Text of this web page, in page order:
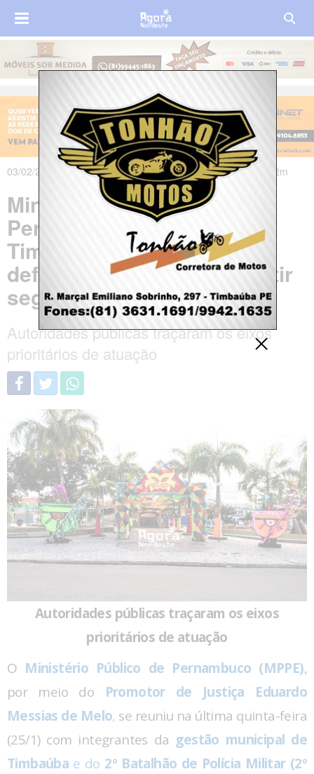
03/02/2024 às 13h54m - Atualizado em 03/02/2024 às 16h42m
Ministério Público de
Pernambuco, Prefeitura de
Timbaúba e Polícia Militar
definem regras para garantir
segurança para os foliões
Autoridades públicas traçaram os eixos
prioritários de atuação
Autoridades públicas traçaram os eixos
prioritários de atuação
O Ministério Público de Pernambuco (MPPE),
por meio do Promotor de Justiça Eduardo
Messias de Melo, se reuniu na última quinta-feira
(25/1) com integrantes da gestão municipal de
Timbaúba e do 2º Batalhão de Polícia Militar (2º